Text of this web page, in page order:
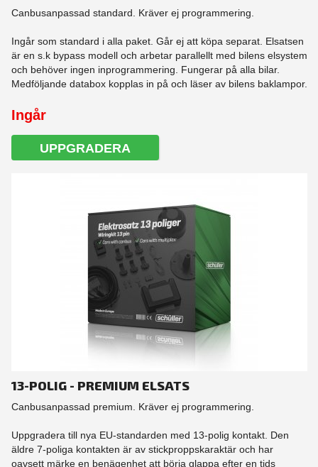
Canbusanpassad standard. Kräver ej programmering.
Ingår som standard i alla paket. Går ej att köpa separat. Elsatsen
är en s.k bypass modell och arbetar parallellt med bilens elsystem
och behöver ingen inprogrammering. Fungerar på alla bilar.
Medföljande databox kopplas in på och läser av bilens baklampor.
Ingår
UPPGRADERA
13-POLIG - PREMIUM ELSATS
Canbusanpassad premium. Kräver ej programmering.
Uppgradera till nya EU-standarden med 13-polig kontakt. Den
äldre 7-poliga kontakten är av stickproppskaraktär och har
oavsett märke en benägenhet att börja glappa efter en tids